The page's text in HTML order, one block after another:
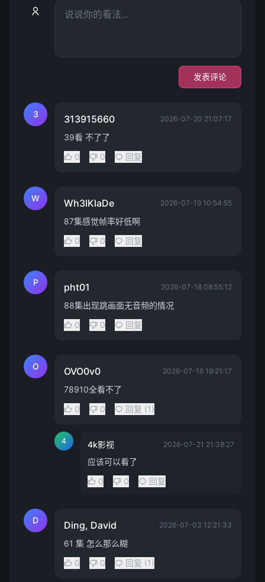
发表评论
3 313915660 2026-07-20 21:07:17
39看 不了了
0
0 回复
W Wh3IKlaDe 2026-07-19 10:54:55
87集感觉帧率好低啊
0
0 回复
P pht01 2026-07-18 08:55:12
88集出现跳画面无音频的情况
0
0 回复
O OVO0v0 2026-07-16 19:21:17
78910全看不了
0
0 回复 (1)
4 4k影视 2026-07-21 21:38:27
应该可以看了
0
0 回复
D Ding, David 2026-07-03 12:21:33
61 集 怎么那么糊
0
0 回复 (1)